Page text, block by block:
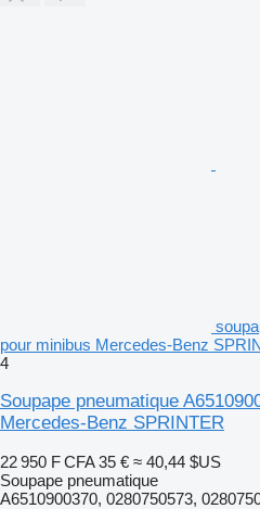
pour minibus Mercedes-Benz
4
Soupape pneumatique
Mercedes-Benz SPRINTER
22 950 F CFA 35 € ≈ 40,44 $US
Soupape pneumatique
A6510900370, 0280750573,